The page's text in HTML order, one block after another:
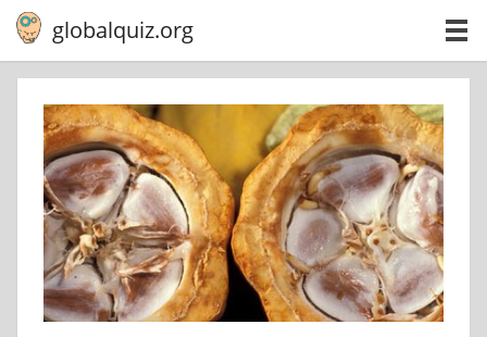
globalquiz.org